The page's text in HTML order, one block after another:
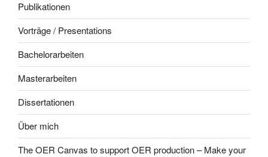
Publikationen
Vorträge / Presentations
Bachelorarbeiten
Masterarbeiten
Dissertationen
Über mich
The OER Canvas to support OER production – Make your